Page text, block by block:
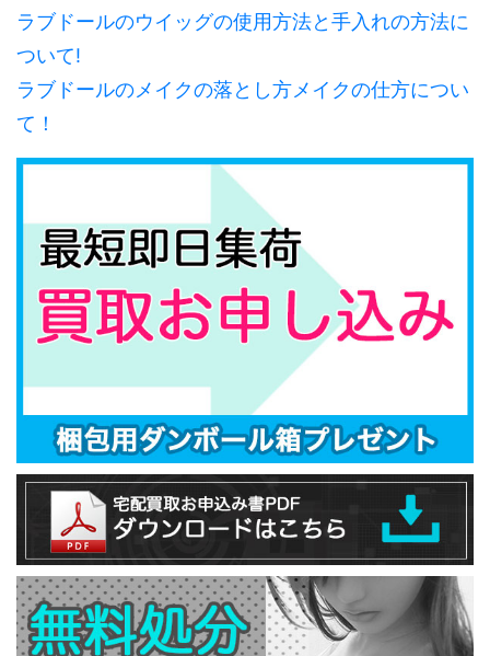
ラブドールのウイッグの使用方法と手入れの方法に
ついて!
ラブドールのメイクの落とし方メイクの仕方につい
て！